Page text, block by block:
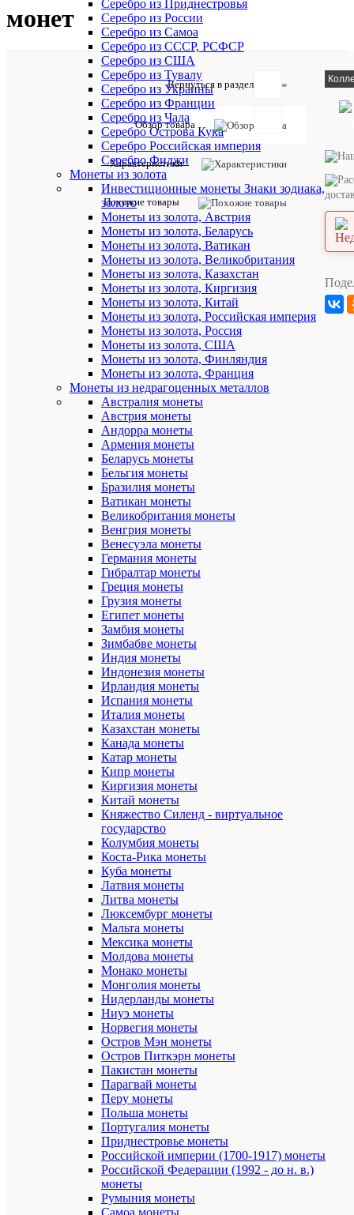
Серебро из Приднестровья
Серебро из России
Серебро из Самоа
Серебро из СССР, РСФСР
Серебро из США
Серебро из Тувалу
Серебро из Украины
Серебро из Франции
Серебро из Чада
Серебро Острова Кука
Серебро Российская империя
Серебро Фиджи
Монеты из золота
Инвестиционные монеты Знаки зодиака,
золото
Монеты из золота, Австрия
Монеты из золота, Беларусь
Монеты из золота, Ватикан
Монеты из золота, Великобритания
Монеты из золота, Казахстан
Монеты из золота, Киргизия
Монеты из золота, Китай
Монеты из золота, Российская империя
Монеты из золота, Россия
Монеты из золота, США
Монеты из золота, Финляндия
Монеты из золота, Франция
Монеты из недрагоценных металлов
Австралия монеты
Австрия монеты
Андорра монеты
Армения монеты
Беларусь монеты
Бельгия монеты
Бразилия монеты
Ватикан монеты
Великобритания монеты
Венгрия монеты
Венесуэла монеты
Германия монеты
Гибралтар монеты
Греция монеты
Грузия монеты
Египет монеты
Замбия монеты
Зимбабве монеты
Индия монеты
Индонезия монеты
Ирландия монеты
Испания монеты
Италия монеты
Казахстан монеты
Канада монеты
Катар монеты
Кипр монеты
Киргизия монеты
Китай монеты
Княжество Силенд - виртуальное
государство
Колумбия монеты
Коста-Рика монеты
Куба монеты
Латвия монеты
Литва монеты
Люксембург монеты
Мальта монеты
Мексика монеты
Молдова монеты
Монако монеты
Монголия монеты
Нидерланды монеты
Ниуэ монеты
Норвегия монеты
Остров Мэн монеты
Остров Питкэрн монеты
Пакистан монеты
Парагвай монеты
Перу монеты
Польша монеты
Португалия монеты
Приднестровье монеты
Российской империи (1700-1917) монеты
Российской Федерации (1992 - до н. в.)
монеты
Румыния монеты
Самоа монеты
монет
Вернуться в раздел
Обзор товара
Характеристики
Похожие товары
отзыв
Артикул:
3649
товара:
футляре
полной
тенге,
200
тенге.